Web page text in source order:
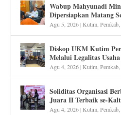
Wabup Mahyunadi
Dipersiapkan Matang
Agu 5, 2026|Kutim ,Pemkab
Diskop UKM Kutim
Melalui Legalitas
Agu 4, 2026|Kutim ,Pemkab
Soliditas Organisasi
Juara II Terbaik se-
Agu 4, 2026|Kutim ,Pemkab